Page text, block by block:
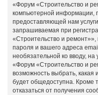
«Форум «Строительство и
компьютерной информации,
предоставляющей нам
запрашиваемая при
«Строительство и
пароля и вашего адреса
необязательной ко вводу,
«Форум «Строительство и
возможность выбрать,
будет общедоступна. Кроме
отказаться от получения